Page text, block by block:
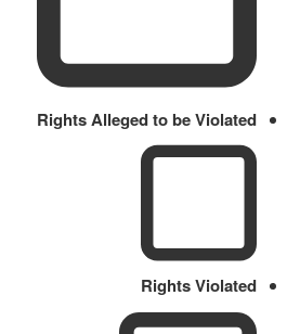
Rights Alleged to be Violated
Rights Violated